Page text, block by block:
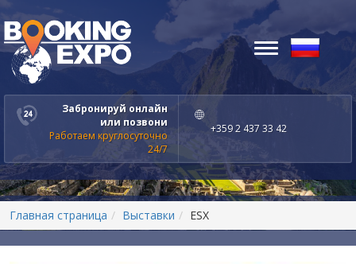
Забронируй онлайн
или позвони
Работаем круглосуточно
24/7
+359 2 437 33 42
Toggle
navigation
Главная страница Выставки ESX